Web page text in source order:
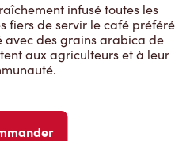
infusé toutes les
fiers de servir le café préféré
avec des grains arabica de
aux agriculteurs et à leur